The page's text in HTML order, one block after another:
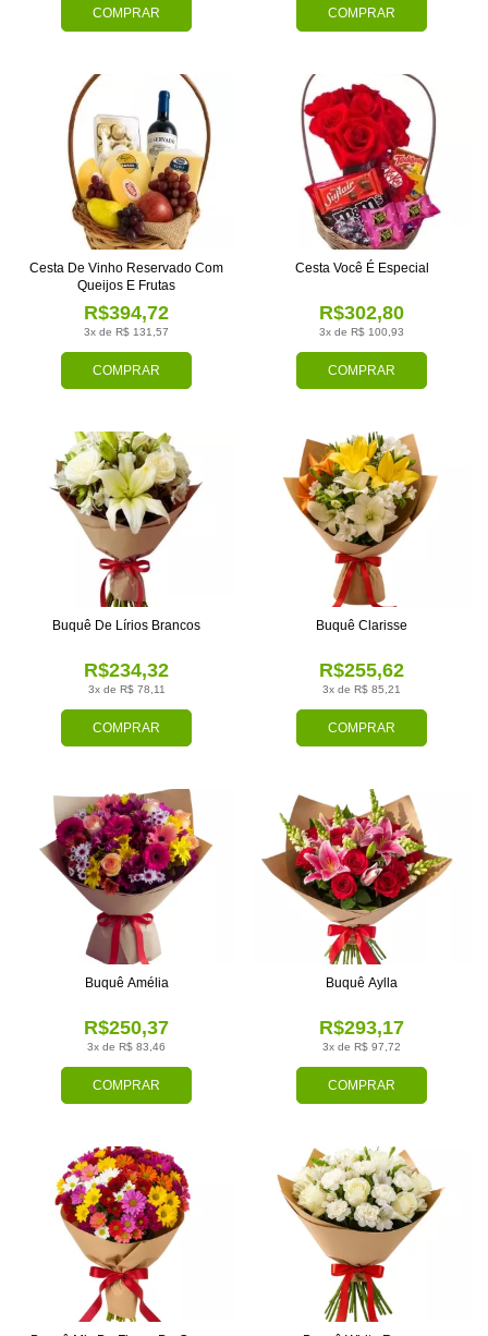
COMPRAR COMPRAR
COMPRAR
3x de R$ 131,57
R$394,72
Cesta De Vinho Reservado Com
Queijos E Frutas
COMPRAR
3x de R$ 100,93
R$302,80
Cesta Você É Especial
COMPRAR
3x de R$ 78,11
R$234,32
Buquê De Lírios Brancos
COMPRAR
3x de R$ 85,21
R$255,62
Buquê Clarisse
COMPRAR
3x de R$ 83,46
R$250,37
Buquê Amélia
COMPRAR
3x de R$ 97,72
R$293,17
Buquê Aylla